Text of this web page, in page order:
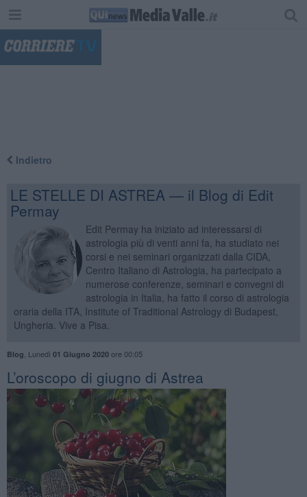
Indietro
LE STELLE DI ASTREA — il Blog di Edit
Permay
Edit Permay ha iniziato ad interessarsi di
astrologia più di venti anni fa, ha studiato nei
corsi e nei seminari organizzati dalla CIDA,
Centro Italiano di Astrologia, ha partecipato a
numerose conferenze, seminari e convegni di
astrologia in Italia, ha fatto il corso di astrologia
oraria della ITA, Institute of Traditional Astrology di Budapest,
Ungheria. Vive a Pisa.
Blog Lunedì 01 Giugno 2020ore 00:05
​L’oroscopo di giugno di Astrea